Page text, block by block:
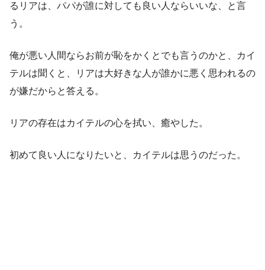
るリアは、パパが誰に対しても良い人ならいいな、と言
う。
俺が悪い人間ならお前が恥をかくとでも言うのかと、カイ
テルは聞くと、リアは大好きな人が誰かに悪く思われるの
が嫌だからと答える。
リアの存在はカイテルの心を拭い、癒やした。
初めて良い人になりたいと、カイテルは思うのだった。